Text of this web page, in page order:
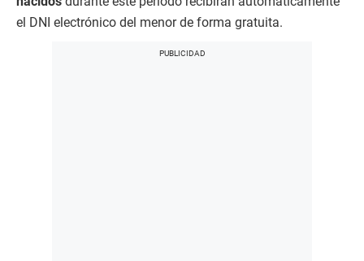
el DNI electrónico del menor de forma gratuita.